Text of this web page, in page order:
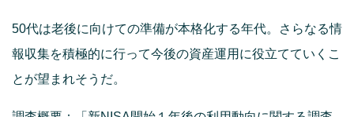
50代は老後に向けての準備が本格化する年代。さらなる情
報収集を積極的に行って今後の資産運用に役立てていくこ
とが望まれそうだ。